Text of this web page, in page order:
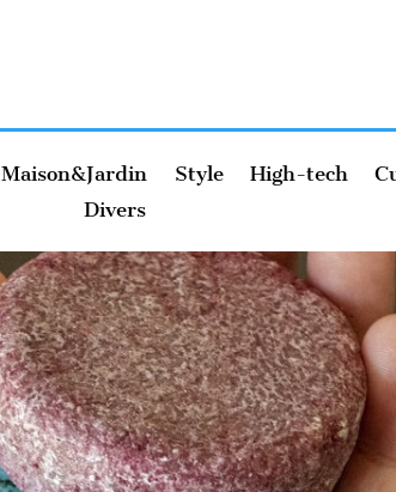
Maison&Jardin Style High-tech
Divers